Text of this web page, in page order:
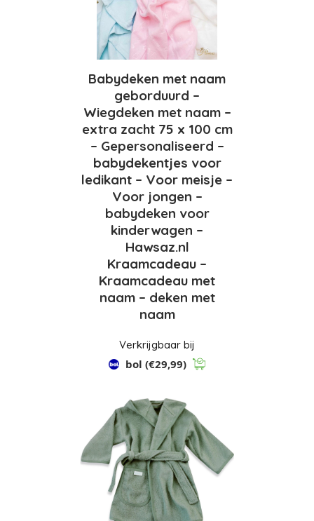
Babydeken met naam
geborduurd –
Wiegdeken met naam –
extra zacht 75 x 100 cm
– Gepersonaliseerd –
babydekentjes voor
ledikant – Voor meisje –
Voor jongen –
babydeken voor
kinderwagen –
Hawsaz.nl
Kraamcadeau –
Kraamcadeau met
naam – deken met
naam
Verkrijgbaar bij
bol (€29,99)